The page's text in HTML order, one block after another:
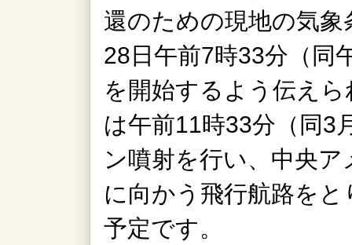
還のための現地の気
28日午前7時33分（同
を開始するよう伝え
は午前11時33分（同3
ン噴射を行い、中央
に向かう飛行航路を
予定です。